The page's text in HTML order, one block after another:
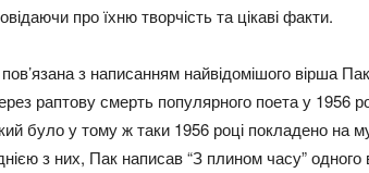
про їхню творчість та цікаві факти.
з написанням найвідомішого вірша
раптову смерть популярного поета у 1956
було у тому ж таки 1956 році покладено на
з них, Пак написав “З плином часу” одного